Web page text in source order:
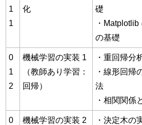
1
1
化
礎
・
の基礎
0
1
2
機械学習の実装 1
（教師あり学習：
回帰）
・重回帰分
・線形回帰
法
・相関関係
0
機械学習の実装 2
・決定木の